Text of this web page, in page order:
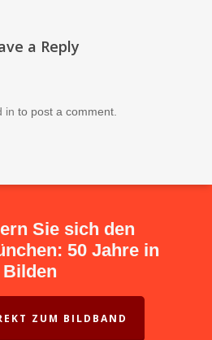
a Reply
in to post a comment.
Sie sich den
50 Jahre in
Bilden
ZUM BILDBAND